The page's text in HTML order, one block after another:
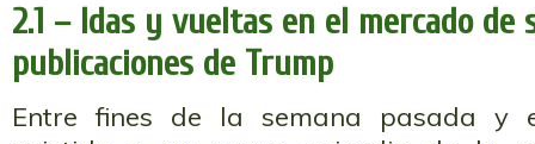
2.1 – Idas y vueltas en el mercado de
publicaciones de Trump
Entre fines de la semana pasada y